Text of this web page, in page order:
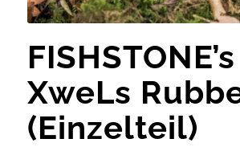
XweLs
(Einzelteil)